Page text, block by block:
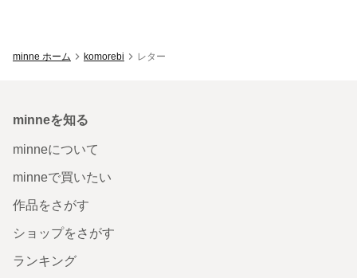
minne ホーム komorebi レター
minneを知る
minneについて
minneで買いたい
作品をさがす
ショップをさがす
ランキング